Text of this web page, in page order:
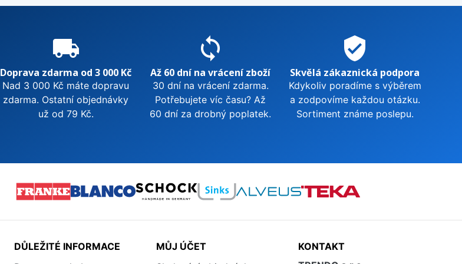
local_shipping
Doprava zdarma od 3 000 Kč
Nad 3 000 Kč máte dopravu
zdarma. Ostatní objednávky
už od 79 Kč.
sync
Až 60 dní na vrácení zboží
30 dní na vrácení zdarma.
Potřebujete víc času? Až
60 dní za drobný poplatek.
verified_user
Skvělá zákaznická podpora
Kdykoliv poradíme s výběrem
a zodpovíme každou otázku.
Sortiment známe poslepu.
DŮLEŽITÉ INFORMACE
MŮJ ÚČET
KONTAKT